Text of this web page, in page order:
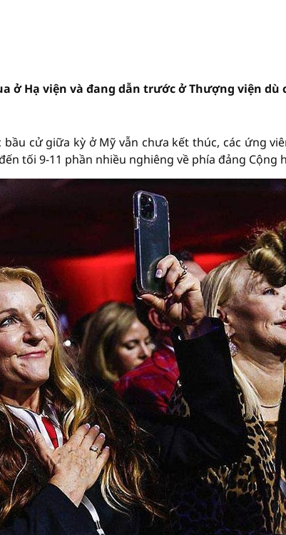
ở Hạ viện và đang dẫn trước ở Thượng viện dù
cử giữa kỳ ở Mỹ vẫn chưa kết thúc, các ứng
tối 9-11 phần nhiều nghiêng về phía đảng Cộng